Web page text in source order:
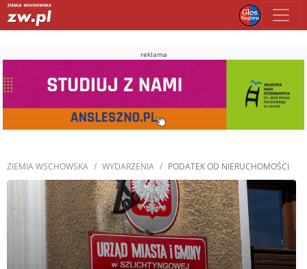
reklama
ZIEMIA WSCHOWSKA WYDARZENIA PODATEK OD NIERUCHOMOŚCI